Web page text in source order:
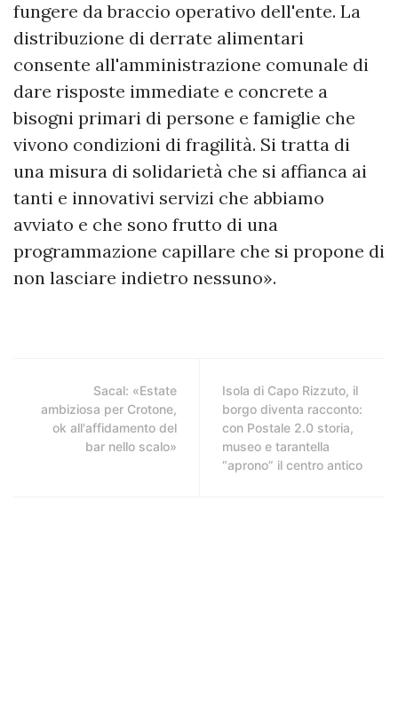
fungere da braccio operativo dell'ente. La
distribuzione di derrate alimentari
consente all'amministrazione comunale di
dare risposte immediate e concrete a
bisogni primari di persone e famiglie che
vivono condizioni di fragilità. Si tratta di
una misura di solidarietà che si affianca ai
tanti e innovativi servizi che abbiamo
avviato e che sono frutto di una
programmazione capillare che si propone di
non lasciare indietro nessuno».
Sacal: «Estate
ambiziosa per Crotone,
ok all'affidamento del
bar nello scalo»
Isola di Capo Rizzuto, il
borgo diventa racconto:
con Postale 2.0 storia,
museo e tarantella
“aprono” il centro antico